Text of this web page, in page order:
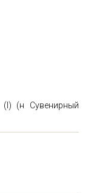
(I) (н Сувенирный